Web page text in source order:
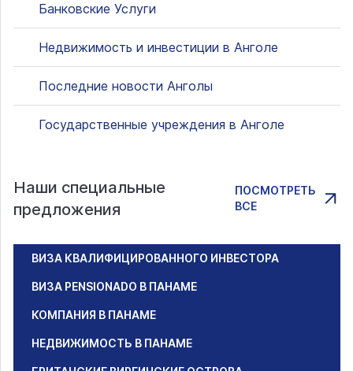
Банковские Услуги
Недвижимость и инвестиции в Анголе
Последние новости Анголы
Государственные учреждения в Анголе
Наши специальные
предложения
ПОСМОТРЕТЬ
ВСЕ
ВИЗА КВАЛИФИЦИРОВАННОГО ИНВЕСТОРА
ВИЗА PENSIONADO В ПАНАМЕ
КОМПАНИЯ В ПАНАМЕ
НЕДВИЖИМОСТЬ В ПАНАМЕ